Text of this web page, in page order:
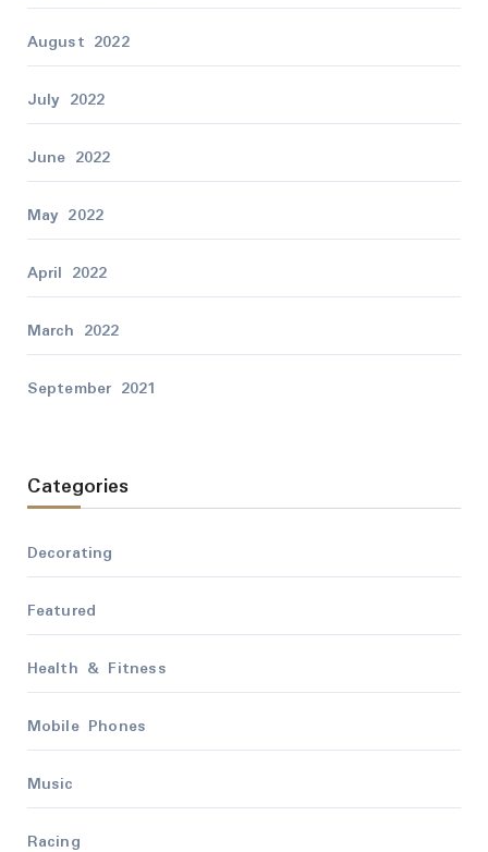
August 2022
July 2022
June 2022
May 2022
April 2022
March 2022
September 2021
Categories
Decorating
Featured
Health & Fitness
Mobile Phones
Music
Racing